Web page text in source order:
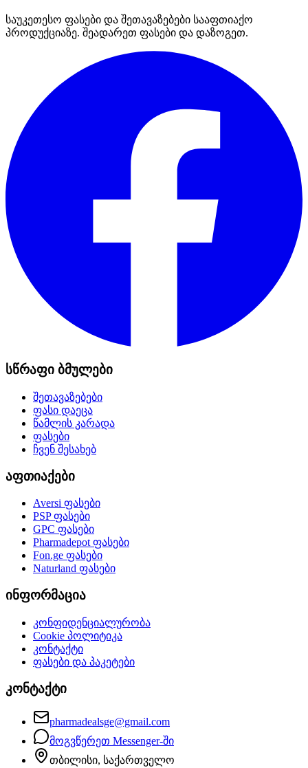
საუკეთესო ფასები და შეთავაზებები სააფთიაქო
პროდუქციაზე. შეადარეთ ფასები და დაზოგეთ.
სწრაფი ბმულები
შეთავაზებები
ფასი დაეცა
წამლის კარადა
ფასები
ჩვენ შესახებ
აფთიაქები
Aversi ფასები
PSPფასები
GPC ფასები
Pharmadepotფასები
Fon.ge ფასები
Naturland ფასები
ინფორმაცია
კონფიდენციალურობა
Cookie პოლიტიკა
კონტაქტი
ფასები და პაკეტები
კონტაქტი
pharmadealsge@gmail.com
მოგვწერეთ Messenger-ში
თბილისი, საქართველო